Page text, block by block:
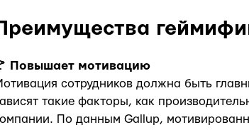
Повышает мотивацию
сотрудников должна быть
такие факторы, как
По данным Gallup,